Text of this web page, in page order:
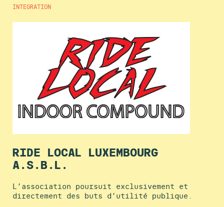
INTEGRATION
RIDE LOCAL LUXEMBOURG
A.S.B.L.
L’association poursuit exclusivement et
directement des buts d’utilité publique.